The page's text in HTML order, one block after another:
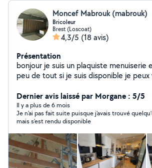
Moncef Mabrouk (mabrouk)
Bricoleur
Brest (Loscoat)
4,3/5 (18 avis)
Présentation
bonjour je suis un plaquiste menuiserie
peu de tout si je suis disponible je peux
Dernier avis laissé par Morgane : 5/5
Il y a plus de 6 mois
Je n'ai pas fait suite puisque j'avais trouvé
mais s'est rendu disponible